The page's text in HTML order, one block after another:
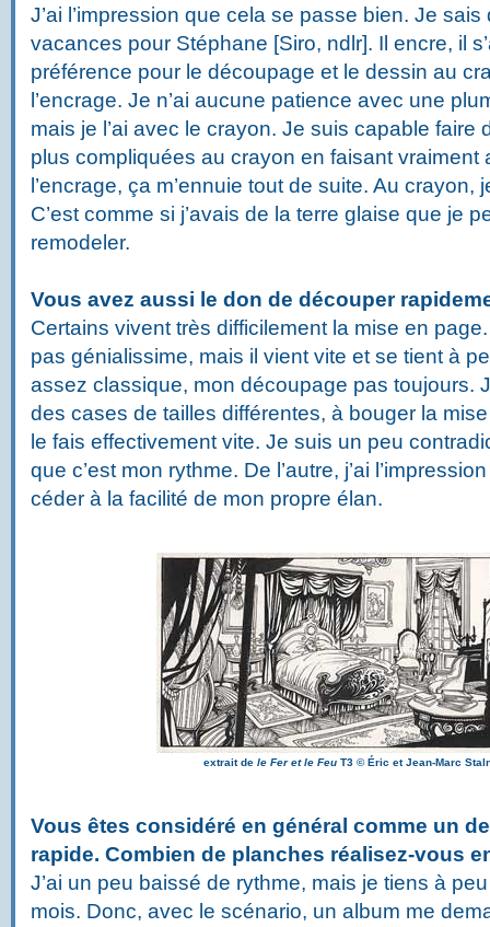
J’ai l’impression que cela se passe bien. Je sais
vacances pour Stéphane [Siro, ndlr]. Il encre, il
préférence pour le découpage et le dessin au
l’encrage. Je n’ai aucune patience avec une
mais je l’ai avec le crayon. Je suis capable faire
plus compliquées au crayon en faisant vraiment
l’encrage, ça m’ennuie tout de suite. Au crayon,
C’est comme si j’avais de la terre glaise que je
remodeler.
Vous avez aussi le don de découper
Certains vivent très difficilement la mise en
pas génialissime, mais il vient vite et se tient à
assez classique, mon découpage pas toujours.
des cases de tailles différentes, à bouger la
le fais effectivement vite. Je suis un peu
que c’est mon rythme. De l’autre, j’ai
céder à la facilité de mon propre élan.
extrait de le Fer et le FeuT3 ©Éric et Jean-Marc
Vous êtes considéré en général comme un
rapide. Combien de planches réalisez-vous
J’ai un peu baissé de rythme, mais je tiens à
mois. Donc, avec le scénario, un album me